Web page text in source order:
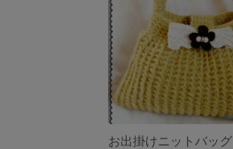
お出掛けニットバッグ